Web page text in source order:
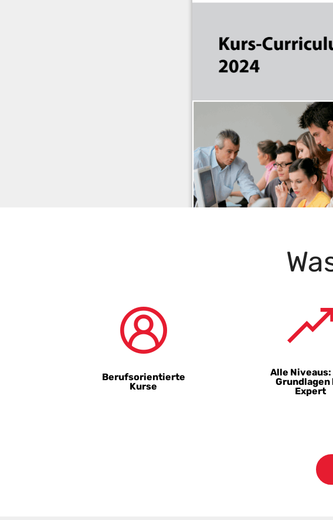
Berufsorientierte
Kurse
Alle Niveaus:
Grundlagen
Expert